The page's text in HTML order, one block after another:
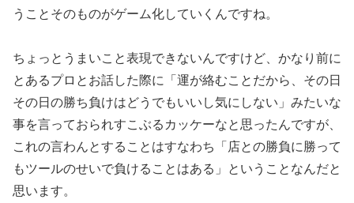
うことそのものがゲーム化していくんですね。
ちょっとうまいこと表現できないんですけど、かなり前に
とあるプロとお話した際に「運が絡むことだから、その日
その日の勝ち負けはどうでもいいし気にしない」みたいな
事を言っておられすこぶる カッケーなと思ったんですが、
これの言わんとすることはすなわち
「店との勝負に勝って
もツールのせいで負けることはある」という ことなんだと
思います。